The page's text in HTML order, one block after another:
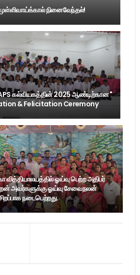
நினைவேந்தல்!
கல்வியகத்தின் 2025 ஆண்டிற்கான "
& Felicitation Ceremony
வித்தியாலயத்தில் ஓய்வு பெற்ற அதிபர்
அவர்களுக்கு ஓய்வு சேவைநலன்
நடைபெற்றது.